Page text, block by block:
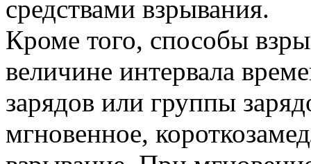
средствами взрывания.
Кроме того, способы
величине интервала
зарядов или группы
мгновенное,